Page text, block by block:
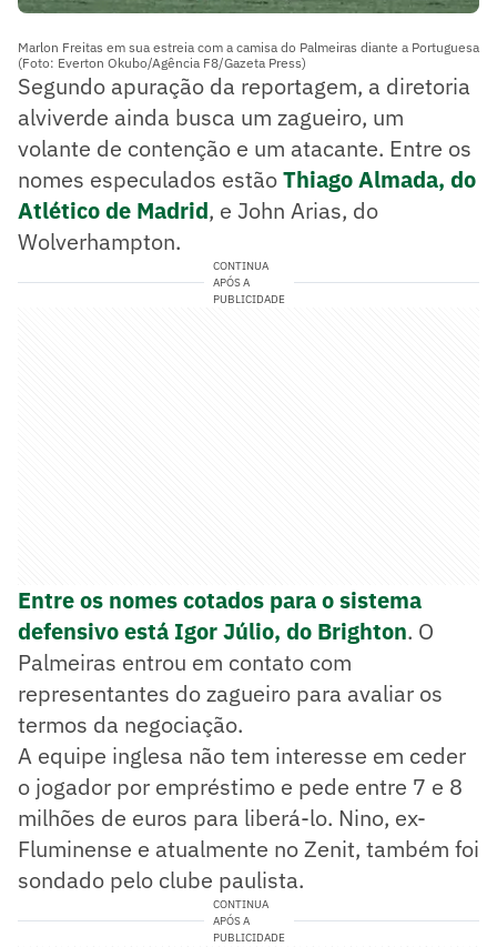
Marlon Freitas em sua estreia com a camisa do Palmeiras diante a Portuguesa
(Foto: Everton Okubo/Agência F8/Gazeta Press)
Segundo apuração da reportagem, a diretoria
alviverde ainda busca um zagueiro, um
volante de contenção e um atacante. Entre os
nomes especulados estãoThiago Almada, do
Atlético de Madrid, e John Arias, do
Wolverhampton.
CONTINUA
APÓS A
PUBLICIDADE
Entre os nomes cotados para o sistema
defensivo está Igor Júlio, do Brighton. O
Palmeiras entrou em contato com
representantes do zagueiro para avaliar os
termos da negociação.
A equipe inglesa não tem interesse em ceder
o jogador por empréstimo e pede entre 7 e 8
milhões de euros para liberá-lo. Nino, ex-
Fluminense e atualmente no Zenit, também foi
sondado pelo clube paulista.
CONTINUA
APÓS A
PUBLICIDADE